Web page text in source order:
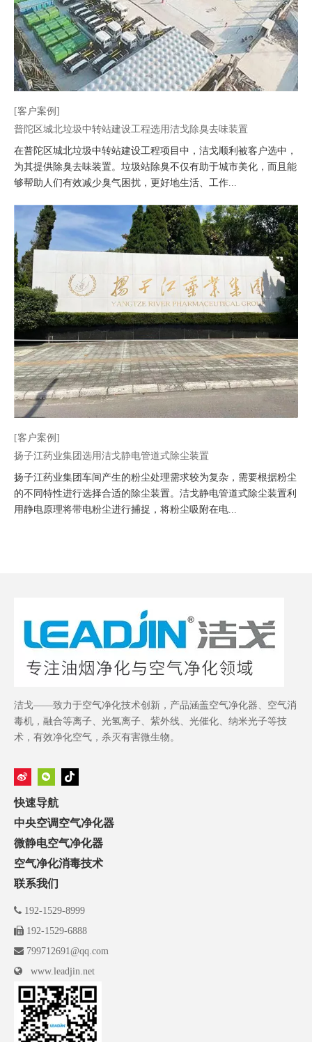
[客户案例]
普陀区城北垃圾中转站建设工程选用洁戈除臭去味装置
在普陀区城北垃圾中转站建设工程项目中，洁戈顺利被客户选中，
为其提供除臭去味装置。垃圾站除臭不仅有助于城市美化，而且能
够帮助人们有效减少臭气困扰，更好地生活、工作...
[客户案例]
扬子江药业集团选用洁戈静电管道式除尘装置
扬子江药业集团车间产生的粉尘处理需求较为复杂，需要根据粉尘
的不同特性进行选择合适的除尘装置。洁戈静电管道式除尘装置利
用静电原理将带电粉尘进行捕捉，将粉尘吸附在电...
洁戈——致力于空气净化技术创新，产品涵盖空气净化器、空气消
毒机，融合等离子、光氢离子、紫外线、光催化、纳米光子等技
术，有效净化空气，杀灭有害微生物。
快速导航
中央空调空气净化器
微静电空气净化器
空气净化消毒技术
联系我们
 192-1529-8999
 192-1529-6888
 799712691@qq.com
 www.leadjin.net